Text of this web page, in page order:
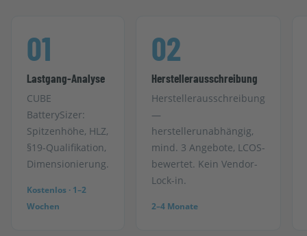
01
Lastgang-Analyse
CUBE
BatterySizer:
Spitzenhöhe, HLZ,
§19-Qualifikation,
Dimensionierung.
Kostenlos · 1–2
Wochen
02
Herstellerausschreibung
Herstellerausschreibung
—
herstellerunabhängig,
mind. 3 Angebote, LCOS-
bewertet. Kein Vendor-
Lock-in.
2–4 Monate